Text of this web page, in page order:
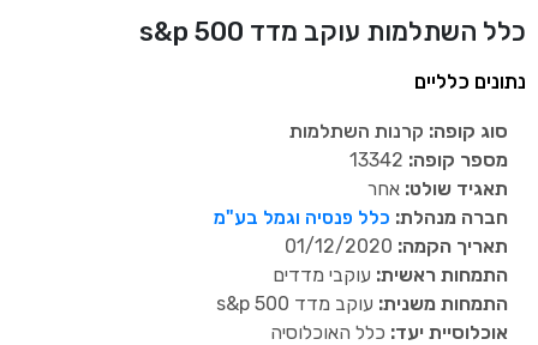
כלל השתלמות עוקב מדד s&p 500
נתונים כלליים
סוג קופה: קרנות השתלמות
מספר קופה:
תאגיד שולט: אחר
חברה מנהלת: כלל פנסיה וגמל בע"מ
תאריך הקמה:
התמחות ראשית: עוקבי מדדים
התמחות משנית: עוקב מדד s&p 500
אוכלוסיית יעד: כלל האוכלוסיה
אני מאשר שקראתי ומסכים לתנאי השימוש והפרטיות
או מצדדים שלישיים.